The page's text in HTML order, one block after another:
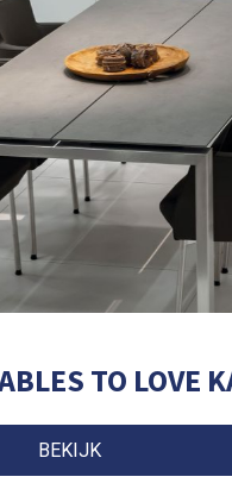
TO LOVE
BEKIJK